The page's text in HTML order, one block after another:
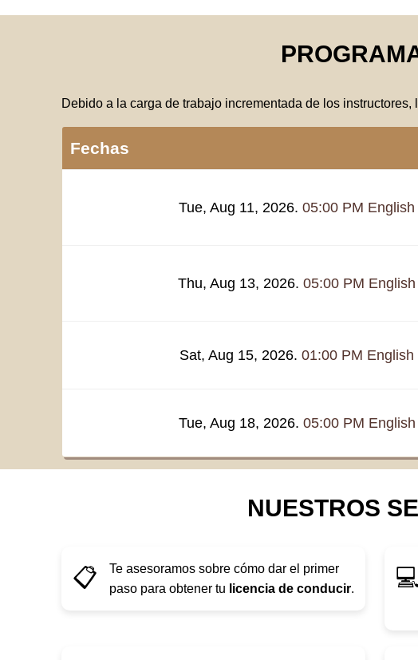
Debido a la carga de trabajo incrementada de los
Fechas
Tue, Aug 11, 2026. 05:00 PM English
Thu, Aug 13, 2026. 05:00 PM English
Sat, Aug 15, 2026. 01:00 PM English
Tue, Aug 18, 2026. 05:00 PM English
NUESTROS
📋
Te asesoramos sobre cómo dar el primer
paso para obtener tu licencia de conducir. 💻